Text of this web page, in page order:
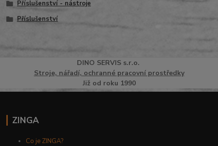
Příslušenství - nástroje
Příslušenství
DINO SERVISs.r.o.
Stroje, nářadí, ochranné pracovní prostředky
Již od roku 1990
ZINGA
Co je ZINGA?